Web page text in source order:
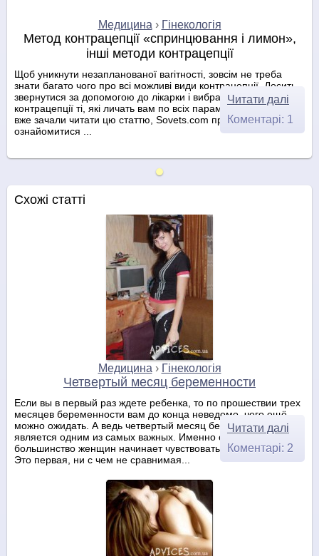
Медицина › Гінекологія
Метод контрацепції «спринцювання і лимон»,
інші методи контрацепції
Щоб уникнути незапланованої вагітності, зовсім не треба
знати багато чого про всі можливі види контрацепції. Досить
звернутися за допомогою до лікарки і вибрати з методів
контрацепції ті, які личать вам по всіх параметрах. Але ви
вже зачали читати цю статтю, Sovets.com пропонує вам
ознайомитися ...
Читати далі
Коментарі: 1
Схожі статті
Медицина › Гінекологія
Четвертый месяц беременности
Если вы в первый раз ждете ребенка, то по прошествии трех
месяцев беременности вам до конца неведомо, чего ещё
можно ожидать. А ведь четвертый месяц беременности
является одним из самых важных. Именно сейчас
большинство женщин начинает чувствовать движение плода.
Это первая, ни с чем не сравнимая...
Читати далі
Коментарі: 2